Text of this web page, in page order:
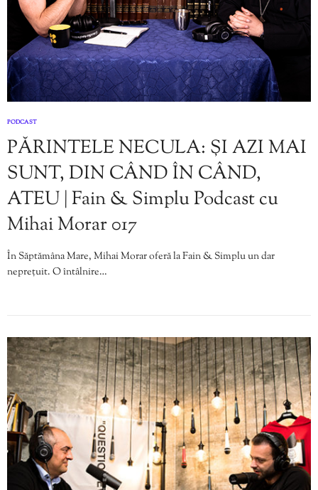
PODCAST
PĂRINTELE NECULA: ȘI AZI MAI
SUNT, DIN CÂND ÎN CÂND,
ATEU | Fain & Simplu Podcast cu
Mihai Morar 017
În Săptămâna Mare, Mihai Morar oferă la Fain & Simplu un dar
neprețuit. O întâlnire…